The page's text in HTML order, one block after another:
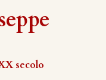
secolo